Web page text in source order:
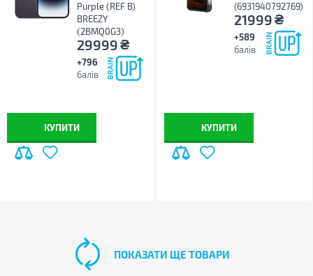
Purple (REF B)
BREEZY
(2BMQ0G3)
29999₴
+796
балів
КУПИТИ
(6931940792769)
21999₴
+589
балів
КУПИТИ
ПОКАЗАТИ ЩЕ ТОВАРИ